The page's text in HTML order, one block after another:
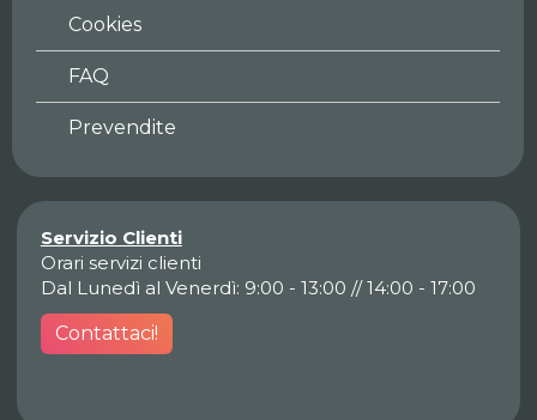
Cookies
FAQ
Prevendite
Servizio Clienti
Orari servizi clienti
Dal Lunedì al Venerdì: 9:00 - 13:00 // 14:00 - 17:00
Contattaci!